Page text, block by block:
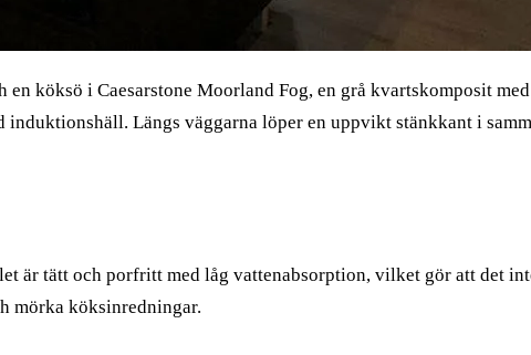
köksö i Caesarstone Moorland Fog, en grå kvartskomposit
Längs väggarna löper en uppvikt stänkkant i
är tätt och porfritt med låg vattenabsorption, vilket gör att det
mörka köksinredningar.